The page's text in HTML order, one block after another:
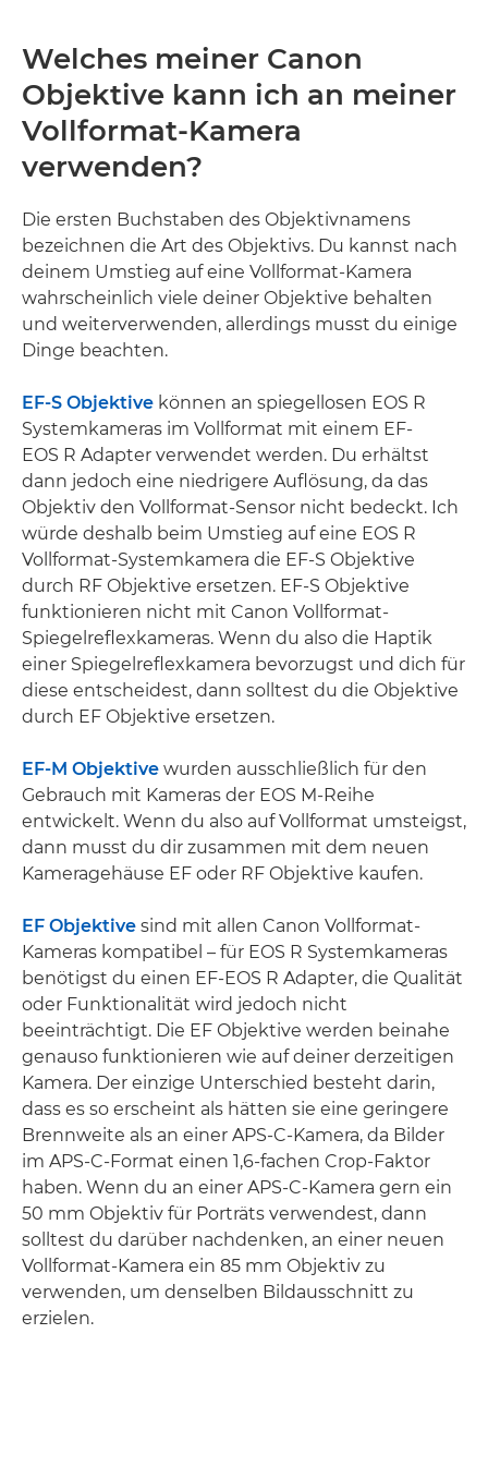
Welches meiner Canon
Objektive kann ich an meiner
Vollformat-Kamera
verwenden?
Die ersten Buchstaben des Objektivnamens
bezeichnen die Art des Objektivs. Du kannst nach
deinem Umstieg auf eine Vollformat-Kamera
wahrscheinlich viele deiner Objektive behalten
und weiterverwenden, allerdings musst du einige
Dinge beachten.
EF-S Objektive können an spiegellosen EOS R
Systemkameras im Vollformat mit einem EF-
EOS R Adapter verwendet werden. Du erhältst
dann jedoch eine niedrigere Auflösung, da das
Objektiv den Vollformat-Sensor nicht bedeckt. Ich
würde deshalb beim Umstieg auf eine EOS R
Vollformat-Systemkamera die EF-S Objektive
durch RF Objektive ersetzen. EF-S Objektive
funktionieren nicht mit Canon Vollformat-
Spiegelreflexkameras. Wenn du also die Haptik
einer Spiegelreflexkamera bevorzugst und dich für
diese entscheidest, dann solltest du die Objektive
durch EF Objektive ersetzen.
EF-M Objektive wurden ausschließlich für den
Gebrauch mit Kameras der EOS M-Reihe
entwickelt. Wenn du also auf Vollformat umsteigst,
dann musst du dir zusammen mit dem neuen
Kameragehäuse EF oder RF Objektive kaufen.
EF Objektive sind mit allen Canon Vollformat-
Kameras kompatibel – für EOS R Systemkameras
benötigst du einen EF-EOS R Adapter, die Qualität
oder Funktionalität wird jedoch nicht
beeinträchtigt. Die EF Objektive werden beinahe
genauso funktionieren wie auf deiner derzeitigen
Kamera. Der einzige Unterschied besteht darin,
dass es so erscheint als hätten sie eine geringere
Brennweite als an einer APS-C-Kamera, da Bilder
im APS-C-Format einen 1,6-fachen Crop-Faktor
haben. Wenn du an einer APS-C-Kamera gern ein
50 mm Objektiv für Porträts verwendest, dann
solltest du darüber nachdenken, an einer neuen
Vollformat-Kamera ein 85 mm Objektiv zu
verwenden, um denselben Bildausschnitt zu
erzielen.